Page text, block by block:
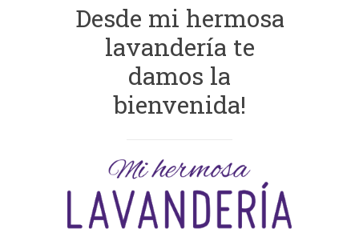
Desde mi hermosa
lavandería te
damos la
bienvenida!